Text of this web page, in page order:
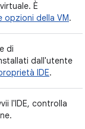
È
opzioni della VM.
di
dall'utente
IDE.
l'IDE, controlla